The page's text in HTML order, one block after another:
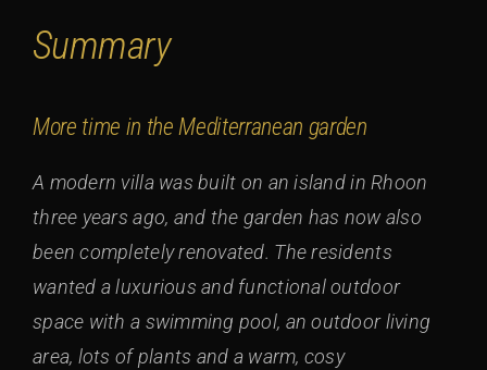
Summary
More time in the Mediterranean garden
A modern villa was built on an island in Rhoon
three years ago, and the garden has now also
been completely renovated. The residents
wanted a luxurious and functional outdoor
space with a swimming pool, an outdoor living
area, lots of plants and a warm, cosy